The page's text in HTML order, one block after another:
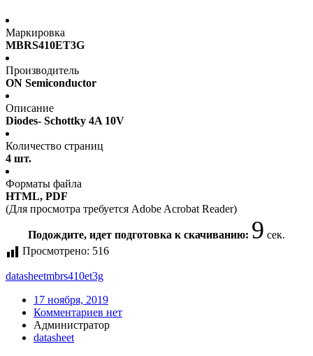
Маркировка
MBRS410ET3G
Производитель
ON Semiconductor
Описание
Diodes- Schottky 4A 10V
Количество страниц
4 шт.
Форматы файла
HTML, PDF
(Для просмотра требуется Adobe Acrobat Reader)
Подождите, идет подготовка к скачиванию: 9 сек.
Просмотрено: 516
datasheetmbrs410et3g
17 ноября, 2019
Комментариев нет
Администратор
datasheet